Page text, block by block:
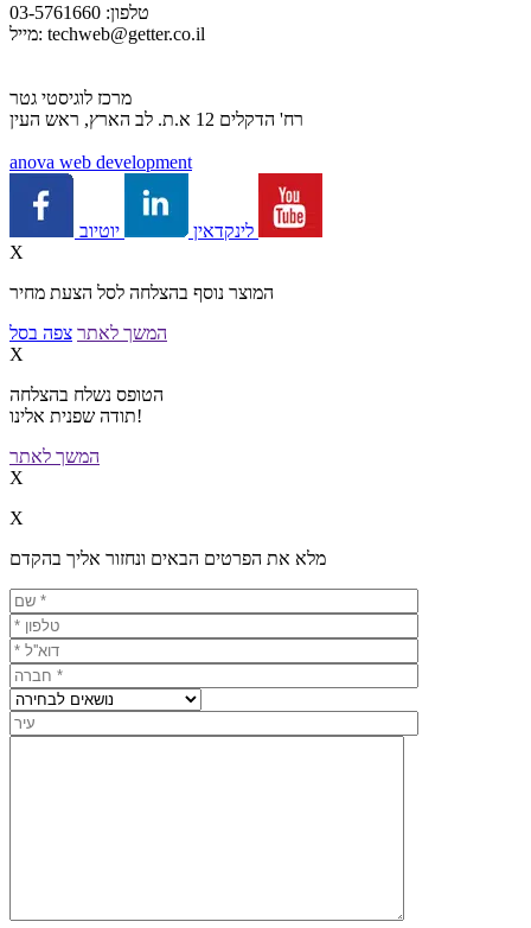
טלפון: 03-5761660
מייל: techweb@getter.co.il
מרכז לוגיסטי גטר
רח' הדקלים 12 א.ת. לב הארץ, ראש העין
anova web development
לינקדאין
X
המוצר נוסף בהצלחה לסל הצעת מחיר
המשך לאתר צפה בסל
X
הטופס נשלח בהצלחה
תודה שפנית אלינו!
המשך לאתר
X
X
מלא את הפרטים הבאים ונחזור אליך בהקדם